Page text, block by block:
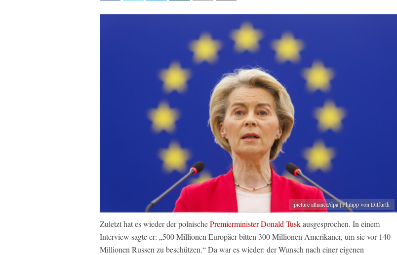
picture alliance/dpa | Philipp von Ditfurth
Zuletzt hat es wieder der polnischePremierminister Donald Tuskausgesprochen. In einem
Interview sagte er: „500 Millionen Europäer bitten 300 Millionen Amerikaner, um sie vor 140
Millionen Russen zu beschützen.“ Da war es wieder: der Wunsch nach einer eigenen